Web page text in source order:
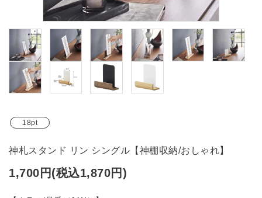
ガイドライン
18pt
神札スタンド リン シングル【神棚収納/おしゃれ】
1,700円(税込1,870円)